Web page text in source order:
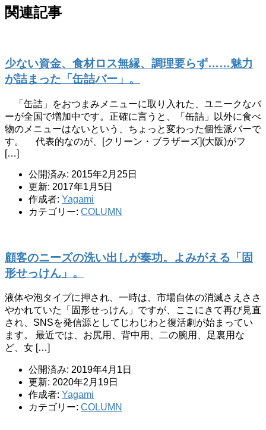
関連記事
少ない資金、食材ロス無縁、調理要らず……魅力
が詰まった「缶詰バー」。
「缶詰」をおつまみメニューに取り入れた、ユニークなバ
ーが全国で増加中です。正確に言うと、「缶詰」以外に食べ
物のメニューはないという、ちょっと変わった個性派バーで
す。 代表的なのが、[クリーン・ブラザーズ](大阪)がフ
[…]
公開済み: 2015年2月25日
更新: 2017年1月5日
作成者: Yagami
カテゴリー: COLUMN
顧客のニーズの洗い出しが奏功。よみがえる「固
形せっけん」。
液体や泡タイプに押され、一時は、市場自体の消滅さえささ
やかれていた「固形せっけん」ですが、ここにきて再び見直
され、SNSを発信源としてじわじわと復活劇が始まってい
ます。 最近では、お尻用、背中用、二の腕用、足裏用な
ど、女 […]
公開済み: 2019年4月1日
更新: 2020年2月19日
作成者: Yagami
カテゴリー: COLUMN